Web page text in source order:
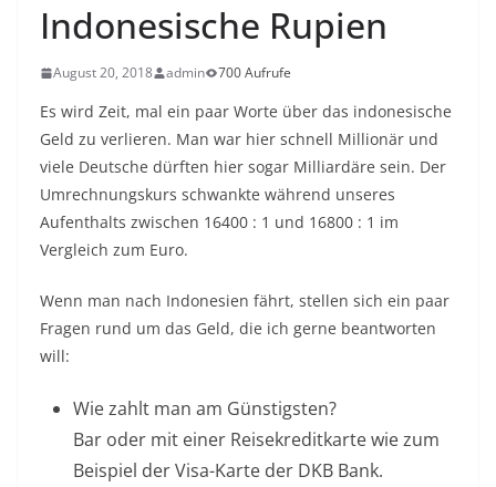
Indonesische Rupien
August 20, 2018 admin 700 Aufrufe
Es wird Zeit, mal ein paar Worte über das indonesische
Geld zu verlieren. Man war hier schnell Millionär und
viele Deutsche dürften hier sogar Milliardäre sein. Der
Umrechnungskurs schwankte während unseres
Aufenthalts zwischen 16400 : 1 und 16800 : 1 im
Vergleich zum Euro.
Wenn man nach Indonesien fährt, stellen sich ein paar
Fragen rund um das Geld, die ich gerne beantworten
will:
Wie zahlt man am Günstigsten?
Bar oder mit einer Reisekreditkarte wie zum
Beispiel der Visa-Karte der DKB Bank.